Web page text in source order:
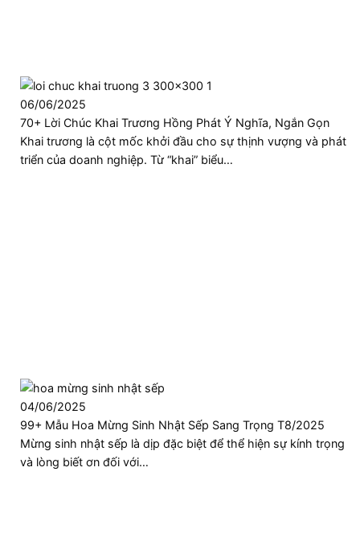
06/06/2025
70+ Lời Chúc Khai Trương Hồng Phát Ý Nghĩa, Ngắn Gọn
Khai trương là cột mốc khởi đầu cho sự thịnh vượng và phát
triển của doanh nghiệp. Từ “khai” biểu…
04/06/2025
99+ Mẫu Hoa Mừng Sinh Nhật Sếp Sang Trọng T8/2025
Mừng sinh nhật sếp là dịp đặc biệt để thể hiện sự kính trọng
và lòng biết ơn đối với…